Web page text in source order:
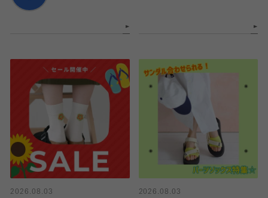
2026.08.03
2026.08.03